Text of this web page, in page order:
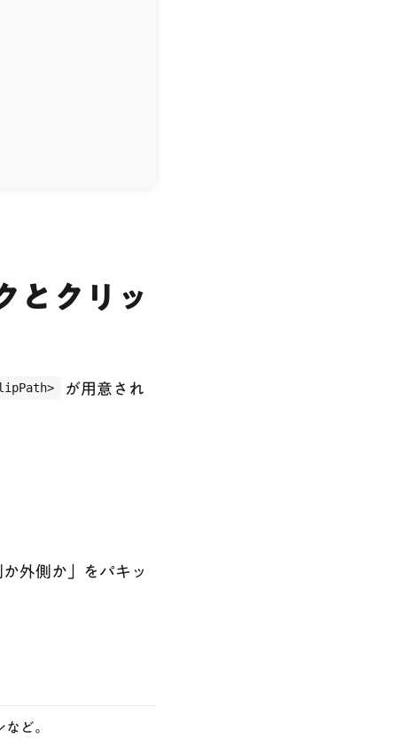
とクリッ
が用意され
外側か」をパキッ
ど。